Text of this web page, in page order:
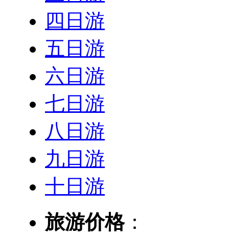
四日游
五日游
六日游
七日游
八日游
九日游
十日游
旅游价格：